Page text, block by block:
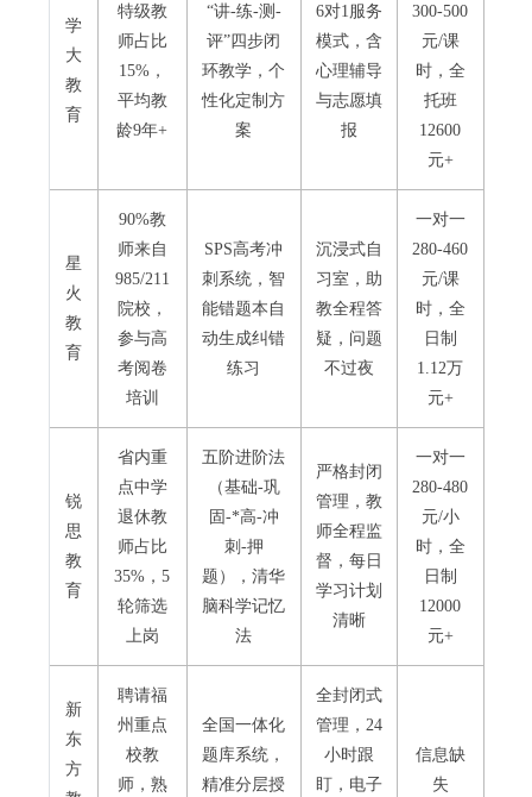
学
大
教
育
特级教
师占比
15%，
平均教
龄9年+
“讲-练-测-
评”四步闭
环教学，个
性化定制方
案
6对1服务
模式，含
心理辅导
与志愿填
报
300-500
元/课
时，全
托班
12600
元+
星
火
教
育
90%教
师来自
985/211
院校，
参与高
考阅卷
培训
SPS高考冲
刺系统，智
能错题本自
动生成纠错
练习
沉浸式自
习室，助
教全程答
疑，问题
不过夜
一对一
280-460
元/课
时，全
日制
1.12万
元+
锐
思
教
育
省内重
点中学
退休教
师占比
35%，5
轮筛选
上岗
五阶进阶法
（基础-巩
固-*高-冲
刺-押
题），清华
脑科学记忆
法
严格封闭
管理，教
师全程监
督，每日
学习计划
清晰
一对一
280-480
元/小
时，全
日制
12000
元+
新
东
方
聘请福
州重点
校教
师，熟
全国一体化
题库系统，
精准分层授
全封闭式
管理，24
小时跟
盯，电子
信息缺
失